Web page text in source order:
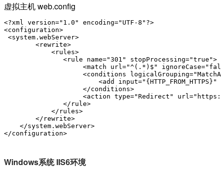
虚拟主机web.config
<?xml version="1.0" encoding="UTF-8"?>
<configuration>
<system.webServer>
<rewrite>
<rules>
<rule name="301" stopProcessing="true">
<match url="^(.*)$"
<conditions
<add input="{HTTP_FROM_HTTPS}"
</conditions>
<action type="Redirect" url="https://
</rule>
</rules>
</rewrite>
</system.webServer>
</configuration>
Windows系统 IIS6环境